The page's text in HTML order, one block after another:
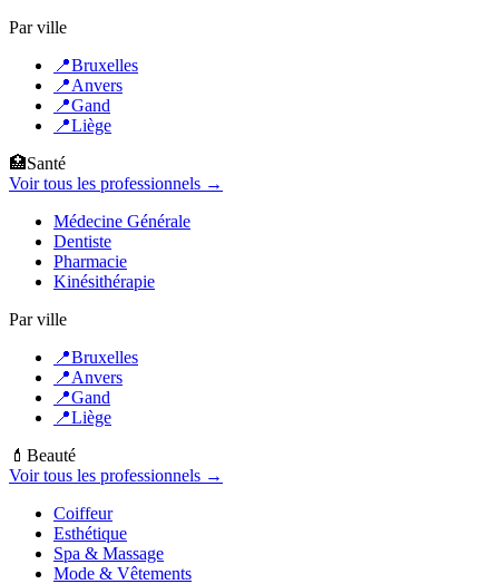
Par ville
📍Bruxelles
📍Anvers
📍Gand
📍Liège
🏥Santé
Voir tous les professionnels →
Médecine Générale
Dentiste
Pharmacie
Kinésithérapie
Par ville
📍Bruxelles
📍Anvers
📍Gand
📍Liège
💄 Beauté
Voir tous les professionnels →
Coiffeur
Esthétique
Spa & Massage
Mode & Vêtements